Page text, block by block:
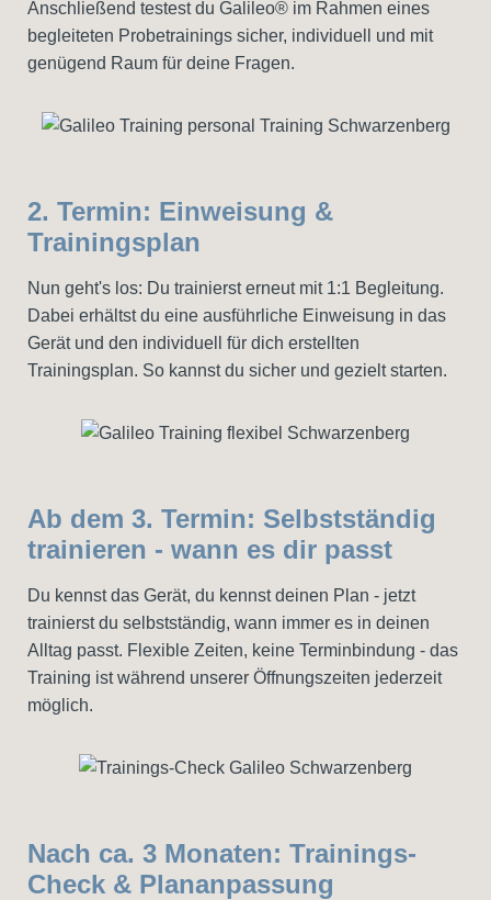
Anschließend testest du Galileo® im Rahmen eines
begleiteten Probetrainings sicher, individuell und mit
genügend Raum für deine Fragen.
2. Termin: Einweisung &
Trainingsplan
Nun geht's los: Du trainierst erneut mit 1:1 Begleitung.
Dabei erhältst du eine ausführliche Einweisung in das
Gerät und den individuell für dich erstellten
Trainingsplan. So kannst du sicher und gezielt starten.
Ab dem 3. Termin: Selbstständig
trainieren - wann es dir passt
Du kennst das Gerät, du kennst deinen Plan - jetzt
trainierst du selbstständig, wann immer es in deinen
Alltag passt. Flexible Zeiten, keine Terminbindung - das
Training ist während unserer Öffnungszeiten jederzeit
möglich.
Nach ca. 3 Monaten: Trainings-
Check & Plananpassung